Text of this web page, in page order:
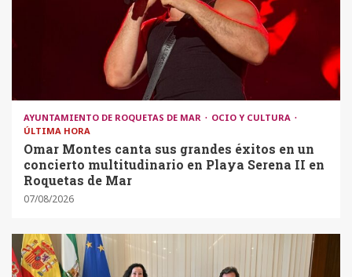
AYUNTAMIENTO DE ROQUETAS DE MAR
OCIO Y CULTURA
ÚLTIMA HORA
Omar Montes canta sus grandes éxitos en un
concierto multitudinario en Playa Serena II en
Roquetas de Mar
07/08/2026